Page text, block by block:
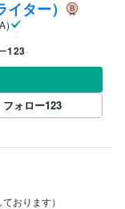
ター）
123
フォロー123
おります）